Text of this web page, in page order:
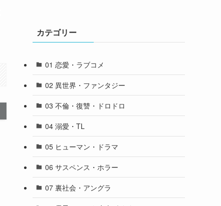
カテゴリー
01 恋愛・ラブコメ
02 異世界・ファンタジー
03 不倫・復讐・ドロドロ
04 溺愛・TL
05 ヒューマン・ドラマ
06 サスペンス・ホラー
07 裏社会・アングラ